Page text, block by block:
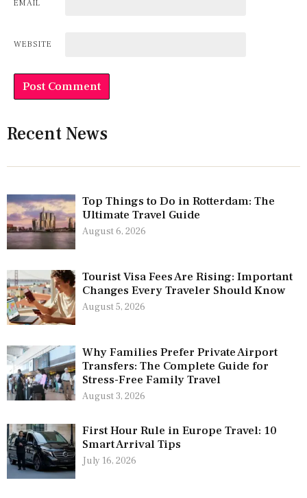
EMAIL
WEBSITE
Recent News
Top Things to Do in Rotterdam: The
Ultimate Travel Guide
August 6, 2026
Tourist Visa Fees Are Rising: Important
Changes Every Traveler Should Know
August 5, 2026
Why Families Prefer Private Airport
Transfers: The Complete Guide for
Stress-Free Family Travel
August 3, 2026
First Hour Rule in Europe Travel: 10
Smart Arrival Tips
July 16, 2026